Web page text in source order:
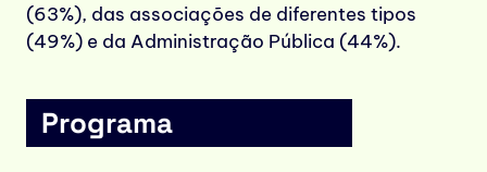
(63%), das associações de diferentes tipos
(49%) e da Administração Pública (44%).
Programa